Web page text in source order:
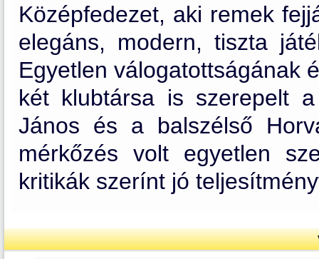
Középfedezet, aki remek
elegáns, modern, tiszta
Egyetlen válogatottságának
két klubtársa is szerepelt
János és a balszélső
mérkőzés volt egyetlen
kritikák szerínt jó